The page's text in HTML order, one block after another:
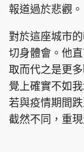
報道過於悲觀。
對於這座城市
切身體會。他
取而代之是更
覺上確實不如
若與疫情期間
截然不同，重現